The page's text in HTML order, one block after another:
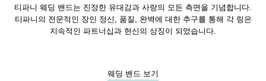
티파니 웨딩 밴드는 진정한 유대감과 사랑의 모든 측면을 기념합니다.
티파니의 전문적인 장인 정신, 품질, 완벽에 대한 추구를 통해 각 링은
지속적인 파트너십과 헌신의 상징이 되었습니다.
웨딩 밴드 보기